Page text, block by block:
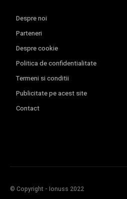
Despre noi
Parteneri
Despre cookie
Politica de confidentialitate
Termeni si conditii
Publicitate pe acest site
Contact
© Copyright - Ionuss 2022